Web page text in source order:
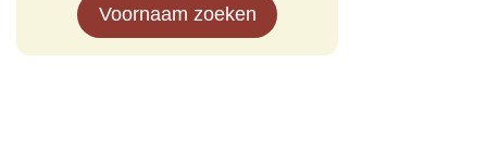
Voornaam zoeken